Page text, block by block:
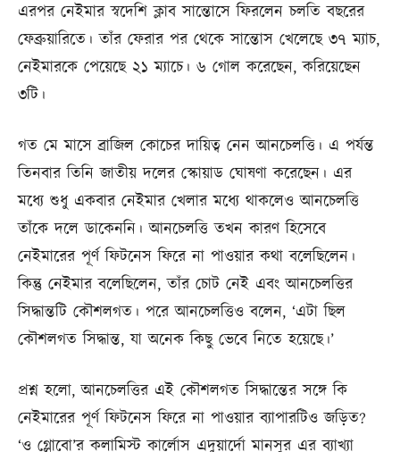
এরপর নেইমার স্বদেশি ক্লাব সান্তোসে ফিরলেন চলতি বছরের
ফেব্রুয়ারিতে। তাঁর ফেরার পর থেকে সান্তোস খেলেছে ৩৭ ম্যাচ,
নেইমারকে পেয়েছে ২১ ম্যাচে। ৬ গোল করেছেন, করিয়েছেন
৩টি।
গত মে মাসে ব্রাজিল কোচের দায়িত্ব নেন আনচেলত্তি। এ পর্যন্ত
তিনবার তিনি জাতীয় দলের স্কোয়াড ঘোষণা করেছেন। এর
মধ্যে শুধু একবার নেইমার খেলার মধ্যে থাকলেও আনচেলত্তি
তাঁকে দলে ডাকেননি। আনচেলত্তি তখন কারণ হিসেবে
নেইমারের পূর্ণ ফিটনেস ফিরে না পাওয়ার কথা বলেছিলেন।
কিন্তু নেইমার বলেছিলেন, তাঁর চোট নেই এবং আনচেলত্তির
সিদ্ধান্তটি কৌশলগত। পরে আনচেলত্তিও বলেন, ‘এটা ছিল
কৌশলগত সিদ্ধান্ত, যা অনেক কিছু ভেবে নিতে হয়েছে।’
প্রশ্ন হলো, আনচেলত্তির এই কৌশলগত সিদ্ধান্তের সঙ্গে কি
নেইমারের পূর্ণ ফিটনেস ফিরে না পাওয়ার ব্যাপারটিও জড়িত?
‘ও গ্লোবো’র কলামিস্ট কার্লোস এদুয়ার্দো মানসুর এর ব্যাখ্যা